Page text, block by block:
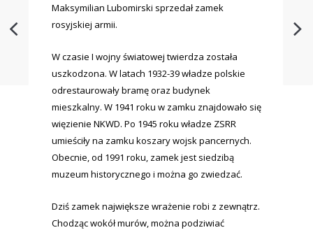
Maksymilian Lubomirski sprzedał zamek
rosyjskiej armii.
W czasie I wojny światowej twierdza została
uszkodzona. W latach 1932-39 władze polskie
odrestaurowały bramę oraz budynek
mieszkalny. W 1941 roku w zamku znajdowało się
więzienie NKWD. Po 1945 roku władze ZSRR
umieściły na zamku koszary wojsk pancernych.
Obecnie, od 1991 roku, zamek jest siedzibą
muzeum historycznego i można go zwiedzać.
Dziś zamek największe wrażenie robi z zewnątrz.
Chodząc wokół murów, można podziwiać